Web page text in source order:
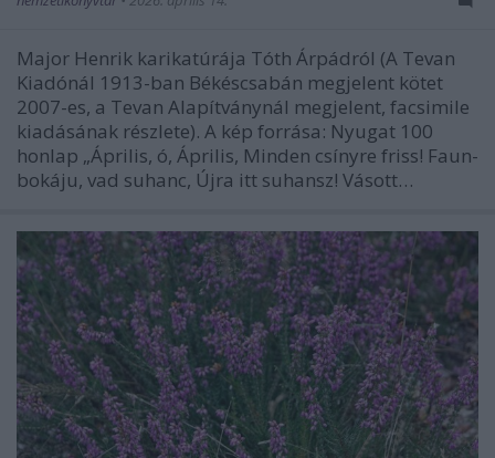
Major Henrik karikatúrája Tóth Árpádról (A Tevan
Kiadónál 1913-ban Békéscsabán megjelent kötet
2007-es, a Tevan Alapítványnál megjelent, facsimile
kiadásának részlete). A kép forrása: Nyugat 100
honlap „Április, ó, Április, Minden csínyre friss! Faun-
bokáju, vad suhanc, Újra itt suhansz! Vásott…